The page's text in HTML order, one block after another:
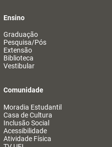
Ensino
Graduação
Pesquisa/Pós
Extensão
Biblioteca
Vestibular
Comunidade
Moradia Estudantil
Casa de Cultura
Inclusão Social
Acessibilidade
Atividade Física